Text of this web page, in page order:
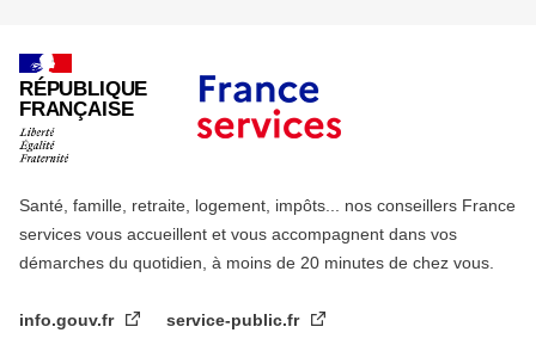
RÉPUBLIQUE
FRANÇAISE
Santé, famille, retraite, logement, impôts... nos conseillers France
services vous accueillent et vous accompagnent dans vos
démarches du quotidien, à moins de 20 minutes de chez vous.
info.gouv.fr service-public.fr